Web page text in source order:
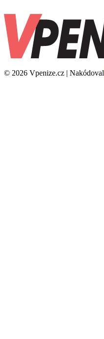
© 2026 Vpenize.cz | Nakódoval